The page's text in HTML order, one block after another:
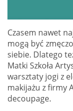
Czasem nawet
mogą być
siebie. Dlatego
Matki Szkoła
warsztaty jogi z
makijażu z firmy
decoupage.